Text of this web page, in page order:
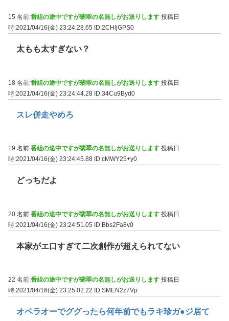
15 名前:番組の途中ですが翡翠の名無しがお送りします 投稿日
時:2021/04/16(金) 23:24:28.65
ID:2CHljGPS0
太もも太すぎない？
18 名前:番組の途中ですが翡翠の名無しがお送りします 投稿日
時:2021/04/16(金) 23:24:44.28 ID:34Cu9Byd0
スレ併走やめろ
19 名前:番組の途中ですが翡翠の名無しがお送りします 投稿日
時:2021/04/16(金) 23:24:45.88 ID:cMWY25+y0
どっちだよ
20 名前:番組の途中ですが翡翠の名無しがお送りします 投稿日
時:2021/04/16(金) 23:24:51.05 ID:Bbs2Fa8v0
本家がエ口すぎて二次創作が超えられてない
22 名前:番組の途中ですが翡翠の名無しがお送りします 投稿日
時:2021/04/16(金) 23:25:02.22
ID:SMEN2z7Vp
オペラオーでググったら何年前でもラキ珍ガ●ジ居て